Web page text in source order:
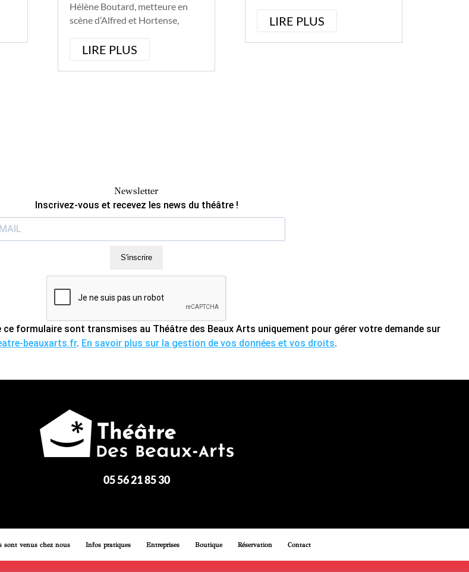
de
Hélène Boutard, metteure en
scène d’Alfred et Hortense,
des Beaux Arts du 03 au 12
d’Hélène Boutard est au cœur de
LIRE PLUS
un combat de coqs pour
aussi son répertoire. Cette pièce,
LIRE PLUS
Newsletter
Inscrivez-vous et recevez les news du théâtre !
S'inscrire
formulaire sont transmises au Théâtre des Beaux Arts uniquement pour gérer votre demande sur
beauxarts.fr. En savoir plus sur la gestion de vos données et vos droits.
05 56 21 85 30
sont venus chez nous Infos pratiques Entreprises Boutique Réservation Contact